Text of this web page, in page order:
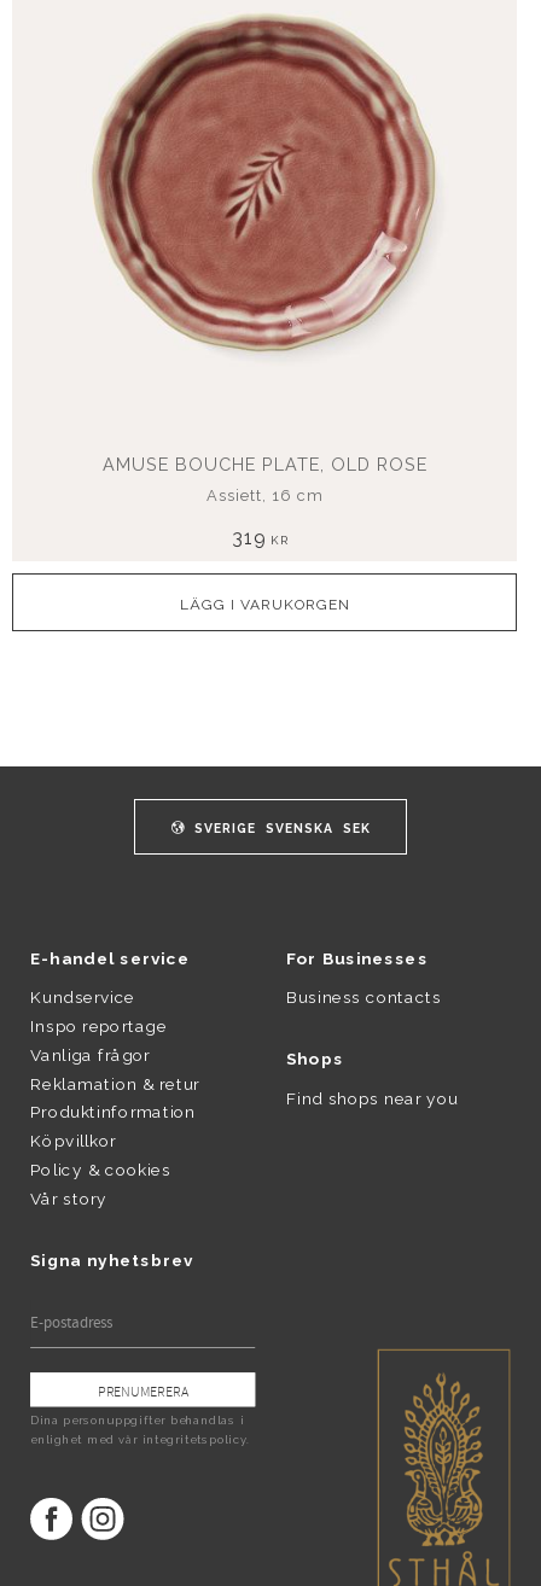
AMUSE BOUCHE PLATE, OLD ROSE
Assiett, 16 cm
319 KR
SVERIGE SVENSKA SEK
E-handel service
Kundservice
Inspo reportage
Vanliga frågor
Reklamation & retur
Produktinformation
Köpvillkor
Policy & cookies
Vår story
Signa nyhetsbrev
PRENUMERERA
Dina personuppgifter behandlas i
enlighet med vår integritetspolicy.
For Businesses
Business contacts
Shops
Find shops near you